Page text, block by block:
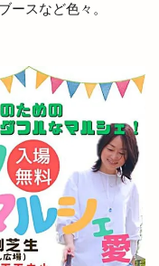
ビジョン
ラス
の吹奏楽
ィバル
2023
出雲ビアフェス
ースなど色々。